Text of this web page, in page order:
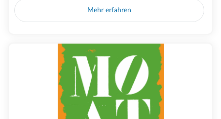
Mehr erfahren